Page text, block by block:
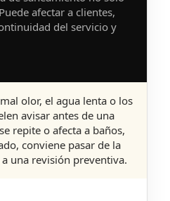
afectar a clientes,
del servicio y
olor, el agua lenta o los
avisar antes de una
repite o afecta a baños,
conviene pasar de la
una revisión preventiva.